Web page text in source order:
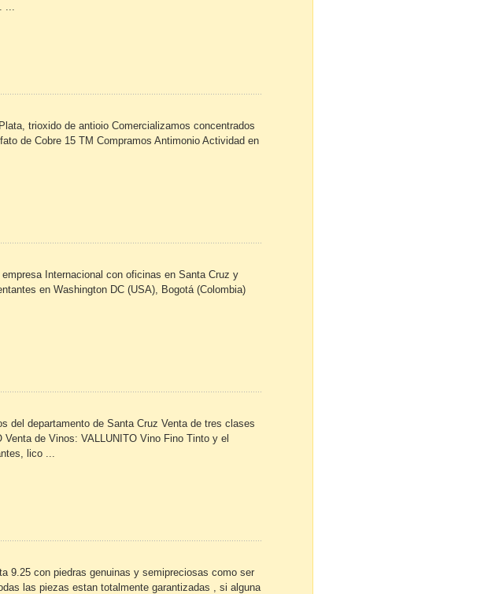
...
trioxido de antioio Comercializamos concentrados
de Cobre 15 TM Compramos Antimonio Actividad en
Internacional con oficinas en Santa Cruz y
en Washington DC (USA), Bogotá (Colombia)
del departamento de Santa Cruz Venta de tres clases
de Vinos: VALLUNITO Vino Fino Tinto y el
lico ...
9.25 con piedras genuinas y semipreciosas como ser
las piezas estan totalmente garantizadas , si alguna